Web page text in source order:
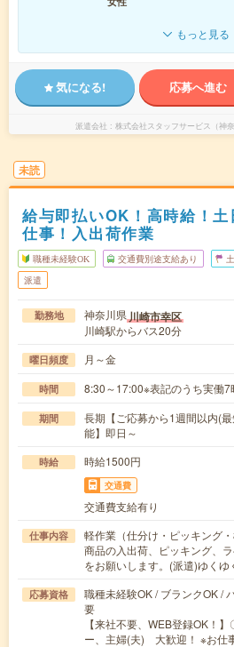
もっと見る
気になる! 応募へ進む
派遣会社 株式会社スタッフサービス（神
未読
給与即払いOK！高時給！
仕事！入出荷作業
職種未経験OK 交通費別途支給あり
派遣
勤務地 神奈川県川崎市幸区
川崎駅からバス20分
曜日頻度 月～金
時間 8:30～17:00※表記のうち実働7
期間
長期【ご応募から1週間以内(
能】即日～
時給 時給1500円
交通費
交通費支給有り
仕事内容
軽作業（仕分け・ピッキング・
商品の入出荷、ピッキング、
をお願いします。(派遣)ゆく
応募資格
職種未経験OK / ブランクOK /
要
【来社不要、WEB登録OK！
ー、主婦(夫) 大歓迎！ ※お仕